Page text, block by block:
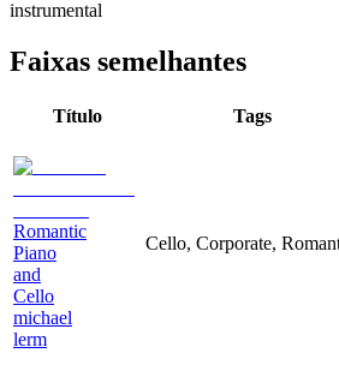
instrumental
Faixas semelhantes
Título Tags
Romantic
Piano
and
Cello
michael
lerm
Cello, Corporate,